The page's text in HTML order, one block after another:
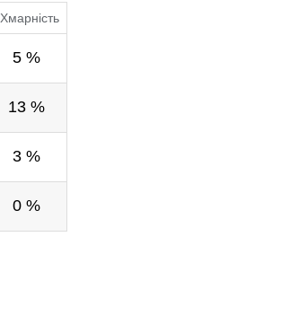
Хмарність
5 %
13 %
3 %
0 %